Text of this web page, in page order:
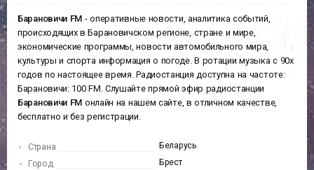
Барановичи FM - оперативные новости, аналитика событий,
происходящих в Барановичском регионе, стране и мире,
экономические программы, новости автомобильного мира,
культуры и спорта информация о погоде. В ротации музыка с 90х
годов по настоящее время. Радиостанция доступна на частоте:
Барановичи: 100 FM. Слушайте прямой эфир радиостанции
Барановичи FM онлайн на нашем сайте, в отличном качестве,
бесплатно и без регистрации.
Страна
Беларусь
Город
Брест